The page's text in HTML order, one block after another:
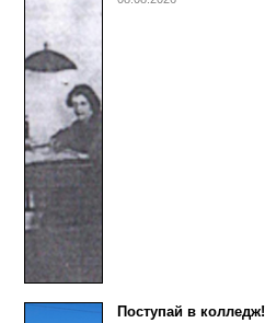
Поступай в колледж!